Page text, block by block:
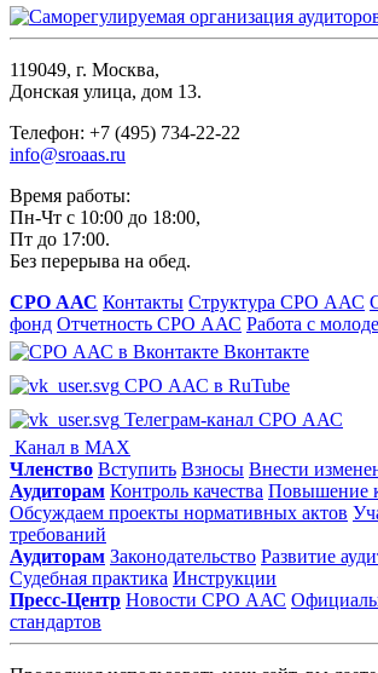
119049, г. Москва,
Донская улица, дом 13.
Телефон: +7 (495) 734-22-22
info@sroaas.ru
Время работы:
Пн-Чт с 10:00 до 18:00,
Пт до 17:00.
Без перерыва на обед.
СРО ААС Контакты Структура СРО ААС
фонд Отчетность СРО ААС Работа с
Вконтакте
СРО ААС в RuTube
Телеграм-канал СРО ААС
Канал в MAX
Членство Вступить Взносы Внести
Аудиторам Контроль качества Повышение
Обсуждаем проекты нормативных актов
требований
Аудиторам Законодательство Развитие
Судебная практика Инструкции
Пресс-Центр Новости СРО ААС
стандартов